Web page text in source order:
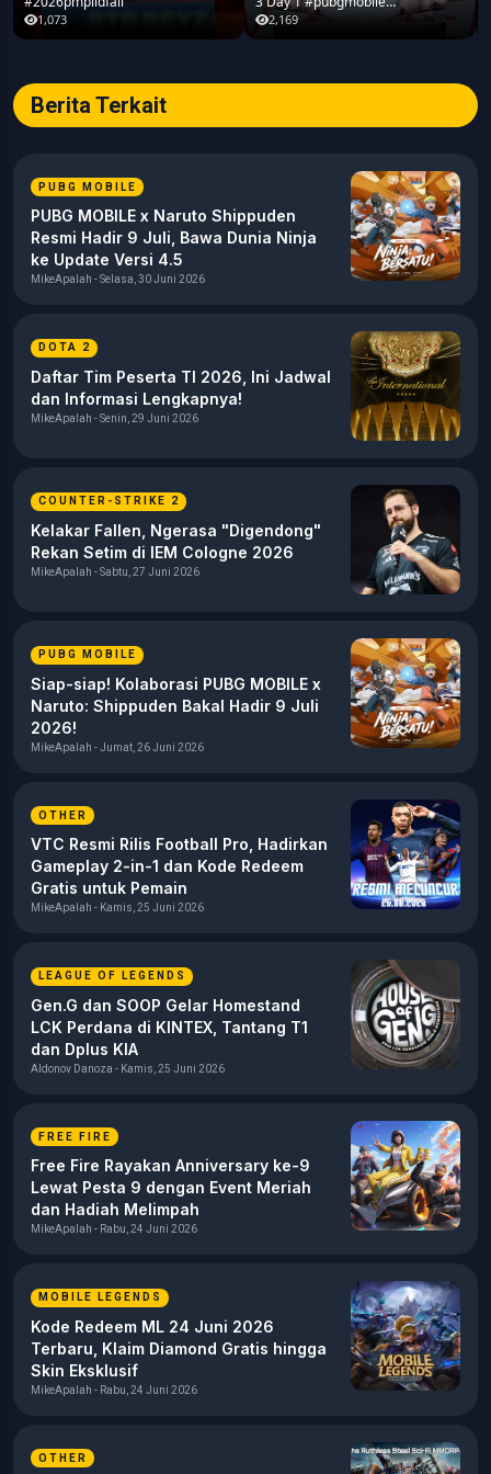
1,073
#2026pmplidfall
2,169
Berita Terkait
PUBG MOBILE
PUBG MOBILE x Naruto Shippuden
Resmi Hadir 9 Juli, Bawa Dunia Ninja
ke Update Versi 4.5
MikeApalah - Selasa, 30 Juni 2026
DOTA 2
Daftar Tim Peserta TI 2026, Ini Jadwal
dan Informasi Lengkapnya!
MikeApalah - Senin, 29 Juni 2026
COUNTER-STRIKE 2
Kelakar Fallen, Ngerasa "Digendong"
Rekan Setim di IEM Cologne 2026
MikeApalah - Sabtu, 27 Juni 2026
PUBG MOBILE
Siap-siap! Kolaborasi PUBG MOBILE x
Naruto: Shippuden Bakal Hadir 9 Juli
2026!
MikeApalah - Jumat, 26 Juni 2026
OTHER
VTC Resmi Rilis Football Pro, Hadirkan
Gameplay 2-in-1 dan Kode Redeem
Gratis untuk Pemain
MikeApalah - Kamis, 25 Juni 2026
LEAGUE OF LEGENDS
Gen.G dan SOOP Gelar Homestand
LCK Perdana di KINTEX, Tantang T1
dan Dplus KIA
Aldonov Danoza - Kamis, 25 Juni 2026
FREE FIRE
Free Fire Rayakan Anniversary ke-9
Lewat Pesta 9 dengan Event Meriah
dan Hadiah Melimpah
MikeApalah - Rabu, 24 Juni 2026
MOBILE LEGENDS
Kode Redeem ML 24 Juni 2026
Terbaru, Klaim Diamond Gratis hingga
Skin Eksklusif
MikeApalah - Rabu, 24 Juni 2026
OTHER